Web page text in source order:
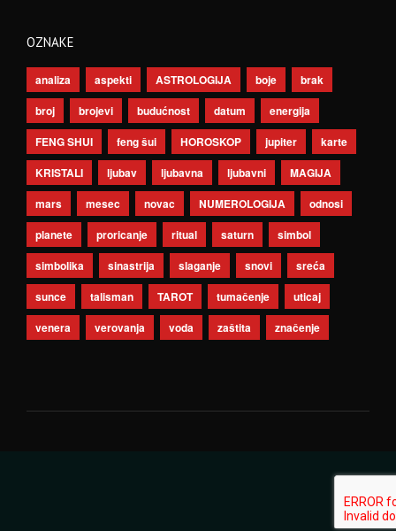
OZNAKE
analiza aspekti ASTROLOGIJA boje
brak
broj
brojevi budućnost datum
energija
FENG SHUI
feng šui HOROSKOP jupiter
karte
KRISTALI
ljubav ljubavna ljubavni
MAGIJA
mars
mesec novac NUMEROLOGIJA
odnosi
planete
proricanje ritual saturn
simbol
simbolika
sinastrija slaganje snovi
sreća
sunce
talisman TAROT tumačenje
uticaj
venera
verovanja voda zaštita značenje